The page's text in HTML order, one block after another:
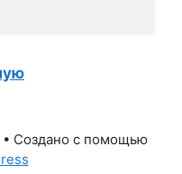
• Создано с помощью